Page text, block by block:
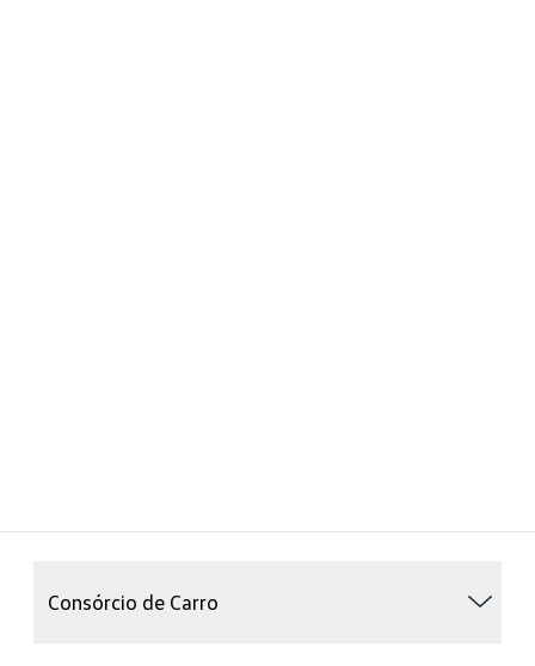
Consórcio de Carro